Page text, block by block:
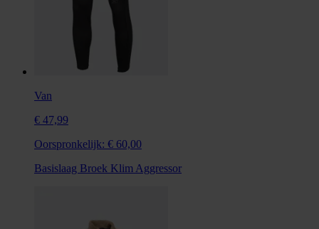
Van
€ 47,99
Oorspronkelijk: € 60,00
Basislaag Broek Klim Aggressor